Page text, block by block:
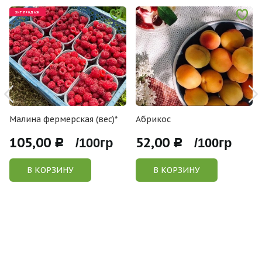
ХИТ ПРОДАЖ
Малина фермерская (вес)*
105,00 Р /100гр
В КОРЗИНУ
Абрикос
52,00 Р /100гр
В КОРЗИНУ